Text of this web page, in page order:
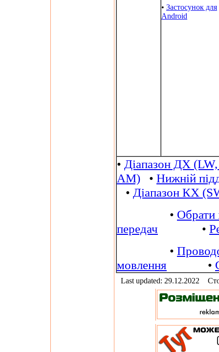
• Застосунок для
Android
• Діапазон ДХ
AM) • Нижній
• Діапазон КХ
• Обрати
передач •
•
мовлення •
Last updated: 29.12.2022